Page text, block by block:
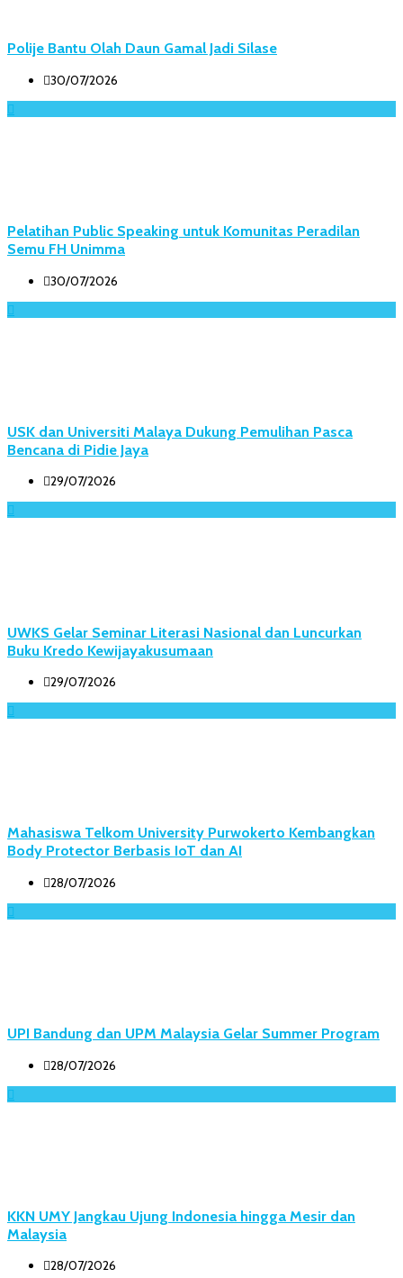
Polije Bantu Olah Daun Gamal Jadi Silase
30/07/2026
Pelatihan Public Speaking untuk Komunitas Peradilan
Semu FH Unimma
30/07/2026
USK dan Universiti Malaya Dukung Pemulihan Pasca
Bencana di Pidie Jaya
29/07/2026
UWKS Gelar Seminar Literasi Nasional dan Luncurkan
Buku Kredo Kewijayakusumaan
29/07/2026
Mahasiswa Telkom University Purwokerto Kembangkan
Body Protector Berbasis IoT dan AI
28/07/2026
UPI Bandung dan UPM Malaysia Gelar Summer Program
28/07/2026
KKN UMY Jangkau Ujung Indonesia hingga Mesir dan
Malaysia
28/07/2026